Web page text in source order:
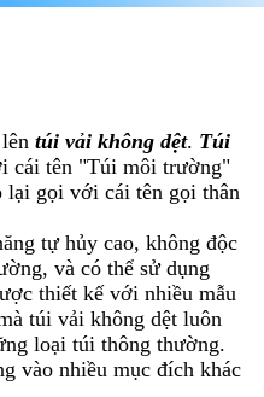
túi vải không dệt. Túi
cái tên "Túi môi trường"
gọi với cái tên gọi thân
tự hủy cao, không độc
và có thể sử dụng
thiết kế với nhiều mẫu
túi vải không dệt luôn
loại túi thông thường.
vào nhiều mục đích khác